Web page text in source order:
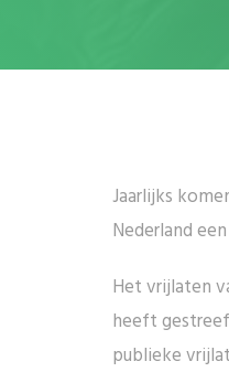
Jaarlijks
Nederland
Het vrijlaten
heeft
publieke